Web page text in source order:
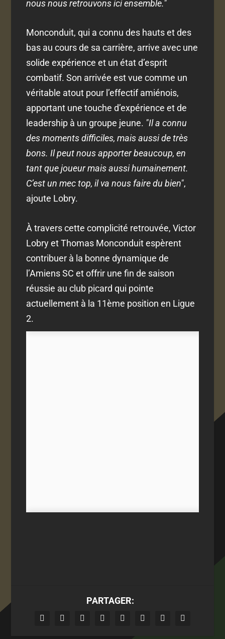
nous nous retrouvons ici ensemble."
Monconduit, qui a connu des hauts et des
bas au cours de sa carrière, arrive avec une
solide expérience et un état d’esprit
combatif. Son arrivée est vue comme un
véritable atout pour l’effectif amiénois,
apportant une touche d’expérience et de
leadership à un groupe jeune. "Il a connu
des moments difficiles, mais aussi de très
bons. Il peut nous apporter beaucoup, en
tant que joueur mais aussi humainement.
C’est un mec top, il va nous faire du bien",
ajoute Lobry.
À travers cette complicité retrouvée, Victor
Lobry et Thomas Monconduit espèrent
contribuer à la bonne dynamique de
l’Amiens SC et offrir une fin de saison
réussie au club picard qui pointe
actuellement à la 11ème position en Ligue
2.
PARTAGER: